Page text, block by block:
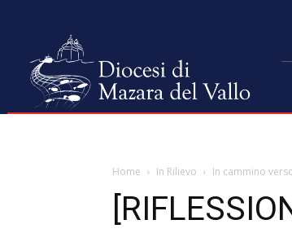
Home In Rilievo In cammino